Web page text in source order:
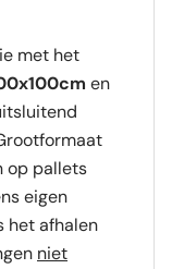
met het
en
op pallets
eigen
het afhalen
niet